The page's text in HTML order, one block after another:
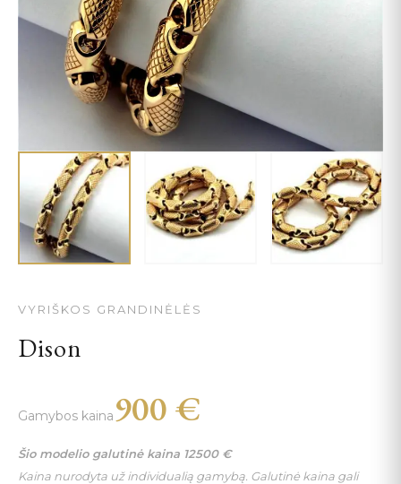
VYRIŠKOS GRANDINĖLĖS
Dison
Gamybos kaina900 €
Šio modelio galutinė kaina 12500 €
Kaina nurodyta už individualią gamybą. Galutinė kaina gali